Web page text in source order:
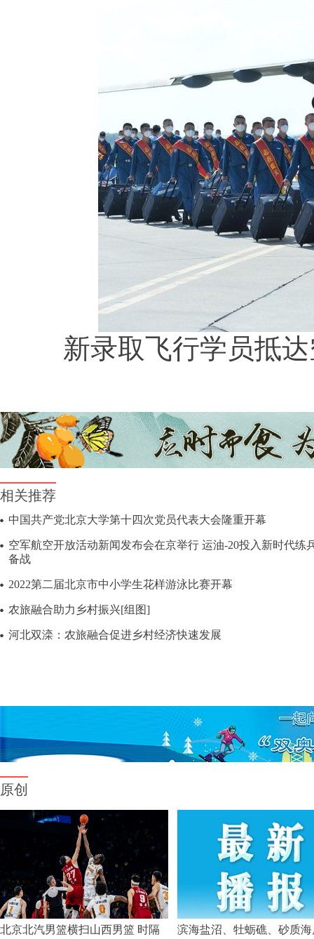
新录取飞行学员抵达
相关推荐
中国共产党北京大学第十四次党员代表大会隆重开幕
空军航空开放活动新闻发布会在京举行 运油-20投入新时代练
备战
2022第二届北京市中小学生花样游泳比赛开幕
农旅融合助力乡村振兴[组图]
河北双滦：农旅融合促进乡村经济快速发展